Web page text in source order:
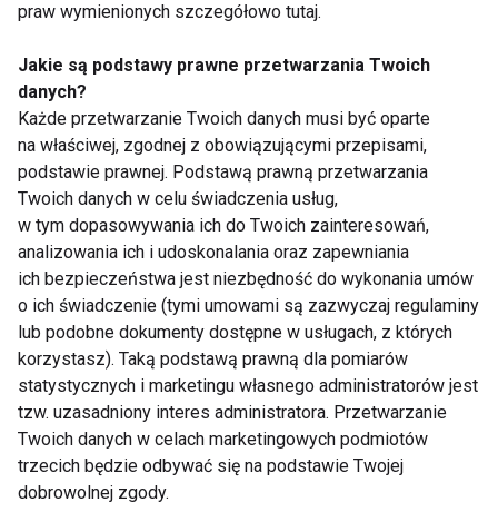
Klinika Implantologii -
nowoczesne
rozwiązania dla
zdrowego i pięknego
uśmiechu
Jakie zabiegi
stomatologiczne
pomogą Ci zadbać o
piękny uśmiech?
Chiropraktyka i
biorezonans – kiedy
warto z nich
skorzystać?
Holistyczne podejście
Niezbędne dla serca i
mięśni. Dlaczego
warto suplementować
praw wymienionych szczegółowo tutaj.
Jakie są podstawy prawne przetwarzania Twoich
danych?
Każde przetwarzanie Twoich danych musi być oparte
na właściwej, zgodnej z obowiązującymi przepisami,
podstawie prawnej. Podstawą prawną przetwarzania
Twoich danych w celu świadczenia usług,
w tym dopasowywania ich do Twoich zainteresowań,
analizowania ich i udoskonalania oraz zapewniania
ich bezpieczeństwa jest niezbędność do wykonania umów
o ich świadczenie (tymi umowami są zazwyczaj regulaminy
lub podobne dokumenty dostępne w usługach, z których
korzystasz). Taką podstawą prawną dla pomiarów
statystycznych i marketingu własnego administratorów jest
tzw. uzasadniony interes administratora. Przetwarzanie
Twoich danych w celach marketingowych podmiotów
trzecich będzie odbywać się na podstawie Twojej
dobrowolnej zgody.